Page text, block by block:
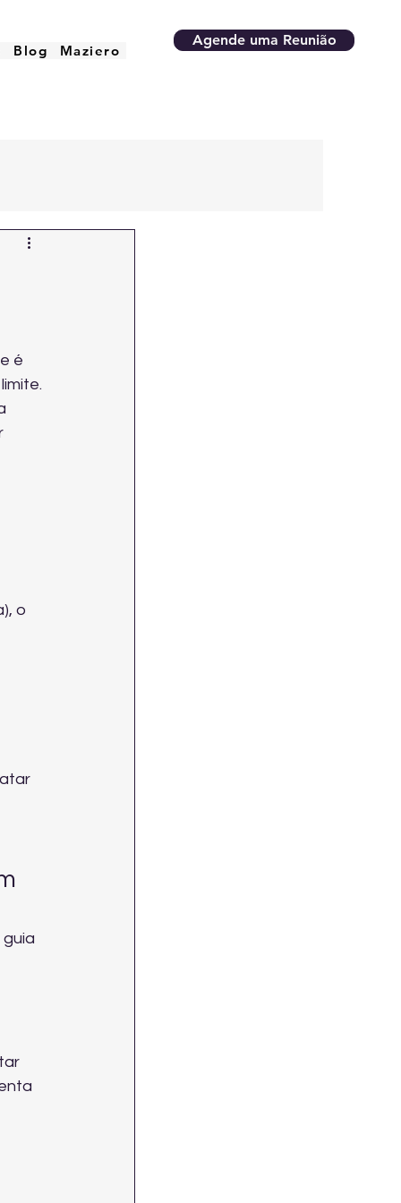
Blog Maziero
Agende uma Reunião
é
o
guia